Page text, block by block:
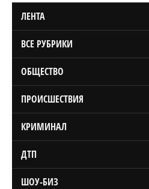
ЛЕНТА
ВСЕ РУБРИКИ
ОБЩЕСТВО
ПРОИСШЕСТВИЯ
КРИМИНАЛ
ДТП
ШОУ-БИЗ